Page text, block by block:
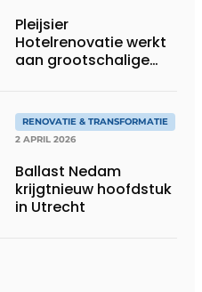
Pleijsier
Hotelrenovatie werkt
aan grootschalige
Landgraaf
RENOVATIE & TRANSFORMATIE
2 APRIL 2026
Ballast Nedam
krijgtnieuw hoofdstuk
in Utrecht